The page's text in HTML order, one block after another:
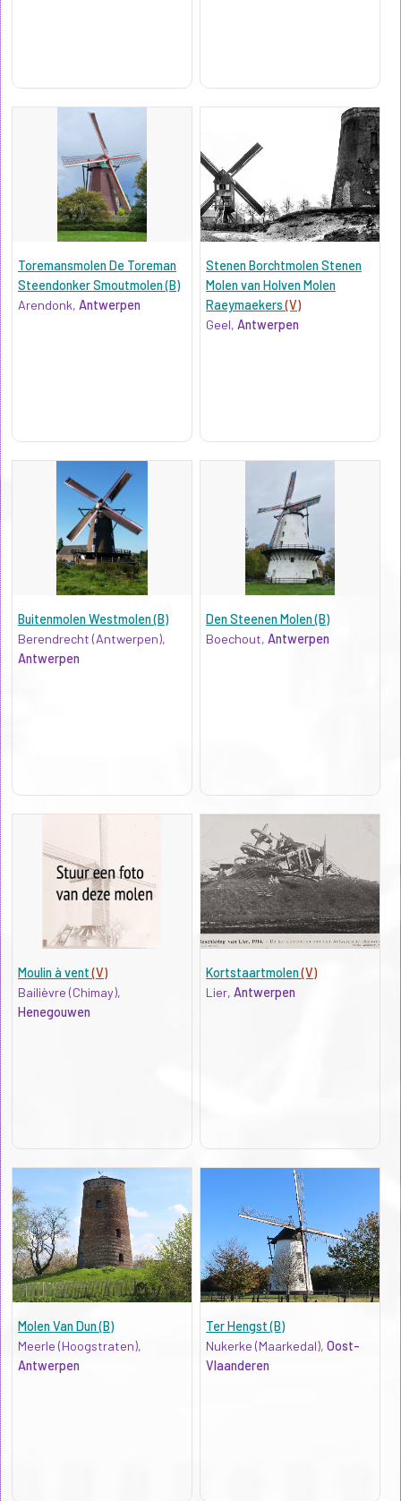
Toremansmolen De Toreman
Steendonker Smoutmolen (B)
Arendonk, Antwerpen
Stenen Borchtmolen Stenen
Molen van Holven Molen
Raeymaekers(V)
Geel,Antwerpen
Buitenmolen Westmolen (B)
Berendrecht (Antwerpen),
Antwerpen
Den Steenen Molen (B)
Boechout,Antwerpen
Moulin à vent(V)
Bailièvre (Chimay),
Henegouwen
Kortstaartmolen(V)
Lier,Antwerpen
Molen Van Dun (B)
Meerle (Hoogstraten),
Antwerpen
Ter Hengst (B)
Nukerke (Maarkedal),Oost-
Vlaanderen